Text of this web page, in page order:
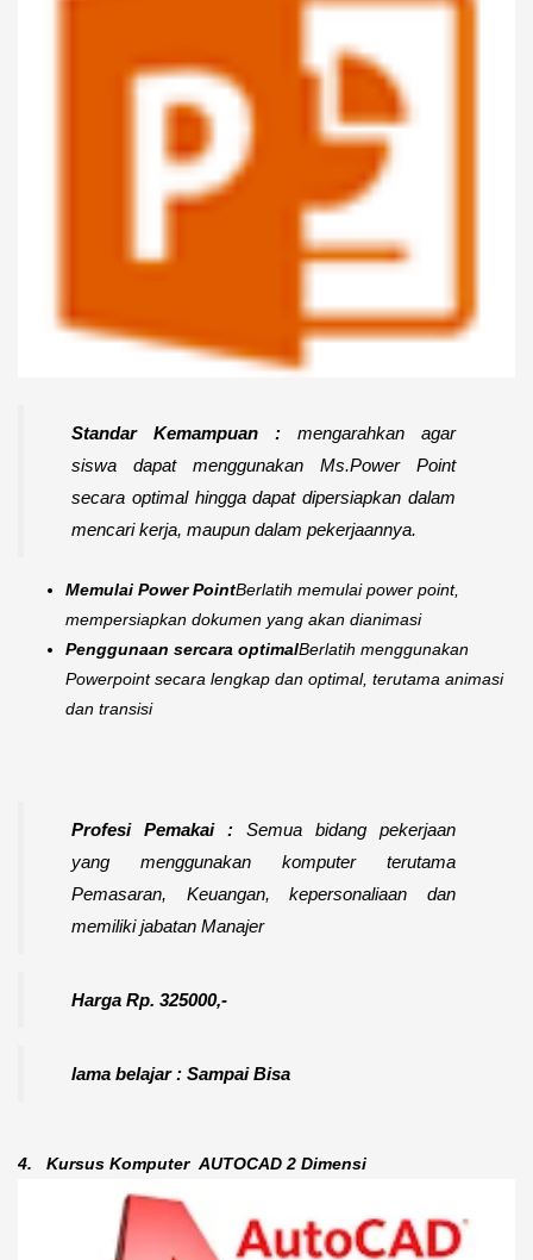
Standar Kemampuan : mengarahkan agar
siswa dapat menggunakan Ms.Power Point
secara optimal hingga dapat dipersiapkan dalam
mencari kerja, maupun dalam pekerjaannya.
Memulai Power PointBerlatih memulai power point,
mempersiapkan dokumen yang akan dianimasi
Penggunaan sercara optimalBerlatih menggunakan
Powerpoint secara lengkap dan optimal, terutama animasi
dan transisi
Profesi Pemakai : Semua bidang pekerjaan
yang menggunakan komputer terutama
Pemasaran, Keuangan, kepersonaliaan dan
memiliki jabatan Manajer
Harga Rp. 325000,-
lama belajar : Sampai Bisa
4. Kursus Komputer AUTOCAD 2 Dimensi